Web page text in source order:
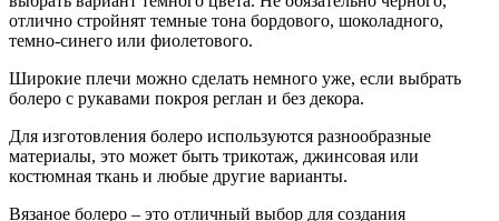
отлично стройнят темные тона бордового, шоколадного,
темно-синего или фиолетового.
Широкие плечи можно сделать немного уже, если выбрать
болеро с рукавами покроя реглан и без декора.
Для изготовления болеро используются разнообразные
материалы, это может быть трикотаж, джинсовая или
костюмная ткань и любые другие варианты.
Вязаное болеро – это отличный выбор для создания